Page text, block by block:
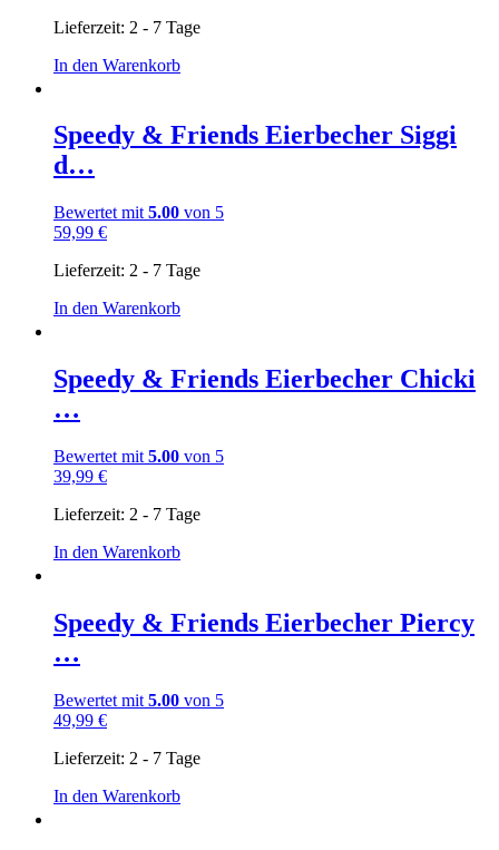
Lieferzeit: 2 - 7 Tage
In den Warenkorb
Speedy & Friends Eierbecher Siggi
d…
Bewertet mit 5.00 von 5
59,99 €
Lieferzeit: 2 - 7 Tage
In den Warenkorb
Speedy & Friends Eierbecher Chicki
…
Bewertet mit 5.00 von 5
39,99 €
Lieferzeit: 2 - 7 Tage
In den Warenkorb
Speedy & Friends Eierbecher Piercy
…
Bewertet mit 5.00 von 5
49,99 €
Lieferzeit: 2 - 7 Tage
In den Warenkorb